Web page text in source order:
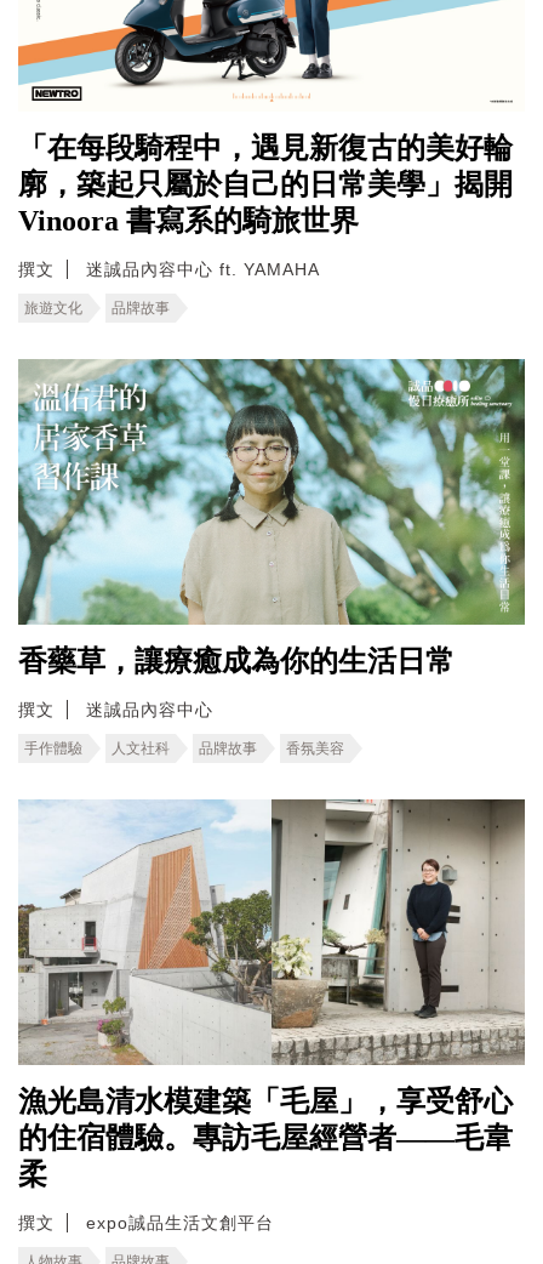
「在每段騎程中，遇見新復古的美好輪
廓，築起只屬於自己的日常美學」揭開
Vinoora 書寫系的騎旅世界
撰文 迷誠品內容中心 ft. YAMAHA
旅遊文化 品牌故事
香藥草，讓療癒成為你的生活日常
撰文 迷誠品內容中心
手作體驗 人文社科 品牌故事 香氛美容
漁光島清水模建築「毛屋」，享受舒心
的住宿體驗。專訪毛屋經營者——毛韋
柔
撰文 expo誠品生活文創平台